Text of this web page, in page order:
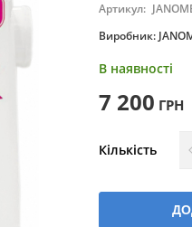
Артикул:
Виробник:
В наявності
7 200 ГРН
Кількість